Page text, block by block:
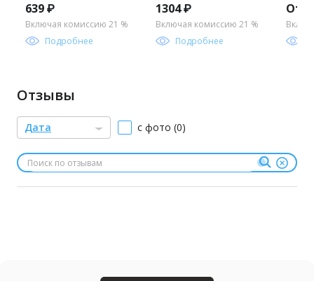
639 ₽
Включая комиссию 21 %
Подробнее
1304 ₽
Включая комиссию 21 %
Подробнее
От
Отзывы
Дата с фото (0)